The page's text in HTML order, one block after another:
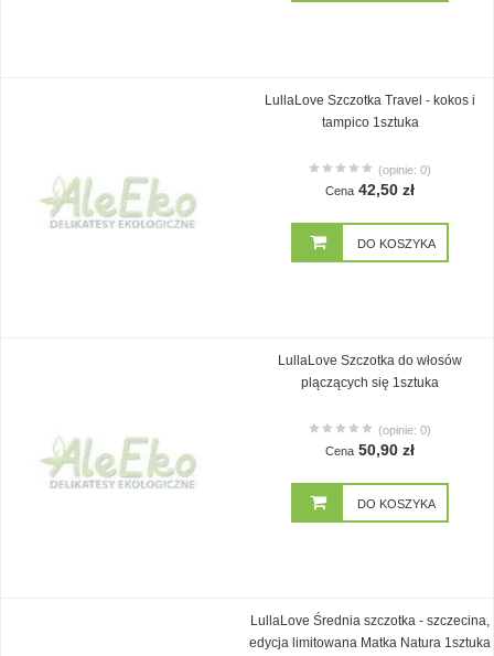
LullaLove Szczotka Travel - kokos i
tampico 1sztuka
(opinie: 0)
Cena 42,50 zł
DO KOSZYKA
LullaLove Szczotka do włosów
plączących się 1sztuka
(opinie: 0)
Cena 50,90 zł
DO KOSZYKA
LullaLove Średnia szczotka - szczecina,
edycja limitowana Matka Natura 1sztuka